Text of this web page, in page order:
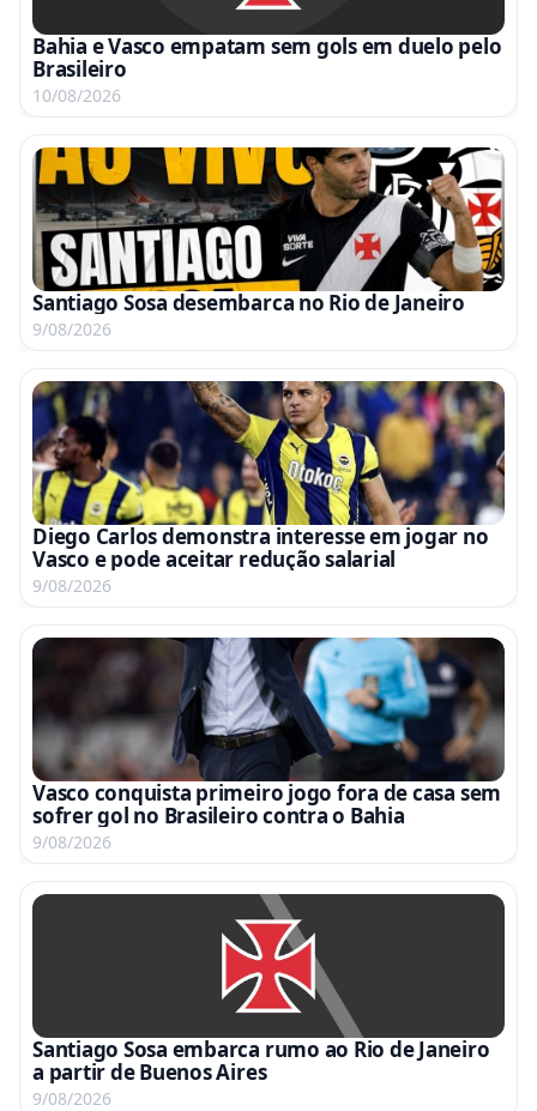
Bahia e Vasco empatam sem gols em duelo pelo
Brasileiro
10/08/2026
Santiago Sosa desembarca no Rio de Janeiro
9/08/2026
Diego Carlos demonstra interesse em jogar no
Vasco e pode aceitar redução salarial
9/08/2026
Vasco conquista primeiro jogo fora de casa sem
sofrer gol no Brasileiro contra o Bahia
9/08/2026
Santiago Sosa embarca rumo ao Rio de Janeiro
a partir de Buenos Aires
9/08/2026